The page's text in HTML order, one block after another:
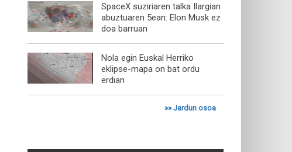
SpaceX suziriaren talka Ilargian
abuztuaren 5ean: Elon Musk ez
doa barruan
Nola egin Euskal Herriko
eklipse-mapa on bat ordu
erdian
»»Jardun osoa